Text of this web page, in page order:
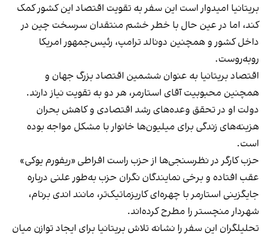
بریتانیا امیدوار است این سفر به تقویت اقتصاد این کشور کمک
کند، اما در عین حال با خطر خشم منتقدان سرسخت چین در
داخل کشور و همچنین دونالد ترامپ، رئیس‌جمهور امریکا
روبه‌روست.
اقتصاد بریتانیا به عنوان ششمین اقتصاد بزرگ جهان و
همچنین محبوبیت آقای استارمر، هر دو به تقویت نیاز دارند.
دولت او در تحقق وعده‌های رشد اقتصادی و کاهش بحران
هزینه‌های زندگی برای میلیون‌ها خانوار با مشکل مواجه بوده
است.
حزب کارگر در نظرسنجی‌ها از حزب راست افراطی «ریفورم یوکی»
عقب افتاده و برخی نمایندگان نگران حزب به‌طور علنی درباره
جایگزینی استارمر با چهره‌ای کاریزماتیک‌تر، مانند اندی برنام،
شهردار منچستر را مطرح کرده‌اند.
تحلیلگران این سفر را نشانه تلاش بریتانیا برای ایجاد توازن میان